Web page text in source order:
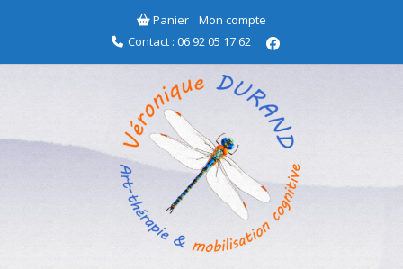
Panier
Mon compte
Contact : 06 92 05 17 62